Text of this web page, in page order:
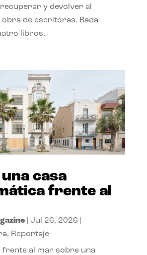
y devolver al
obra de escritoras. Bada
libros.
una casa
frente al
| Jul 26, 2026
, Reportaje
frente al mar sobre una